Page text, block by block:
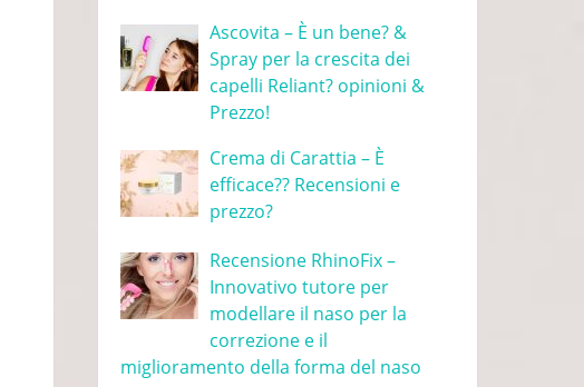
Ascovita – È un bene? &
Spray per la crescita dei
capelli Reliant? opinioni &
Prezzo!
Crema di Carattia – È
efficace?? Recensioni e
prezzo?
Recensione RhinoFix –
Innovativo tutore per
modellare il naso per la
correzione e il
miglioramento della forma del naso